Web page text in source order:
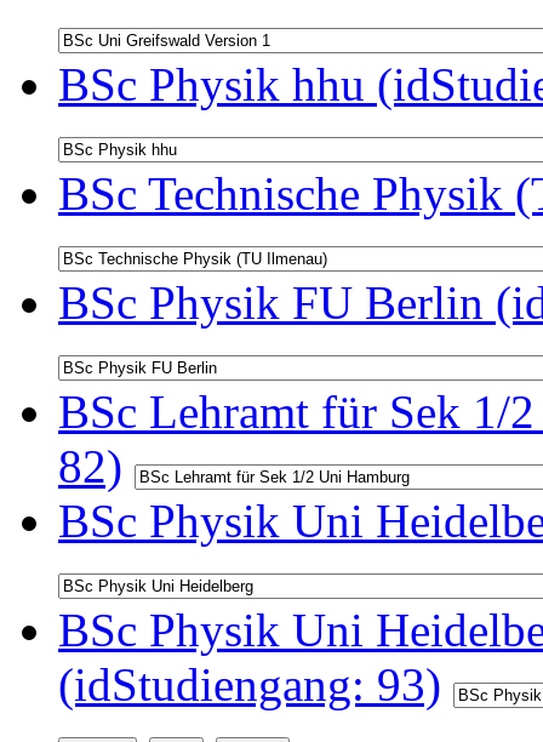
BSc Physik hhu
BSc Technische Physik
BSc Physik FU Berlin
BSc Lehramt für Sek 1/
82)
BSc Physik Uni
BSc Physik Uni
(idStudiengang: 93)